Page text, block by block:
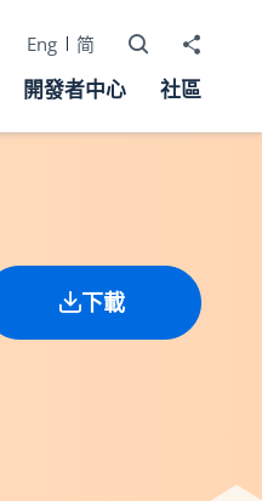
Eng 简 打開搜尋器
分享至
開發者中心 社區
下載